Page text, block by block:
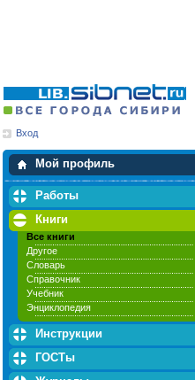
Вход
Мой профиль
Мои закладки
Работы
Книги
Все книги
Другое
Словарь
Справочник
Учебник
Энциклопедия
Инструкции
ГОСТы